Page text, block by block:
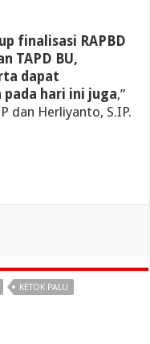
finalisasi RAPBD
TAPD BU,
dapat
hari ini juga,”
dan Herliyanto, S.IP.
KETOK PALU